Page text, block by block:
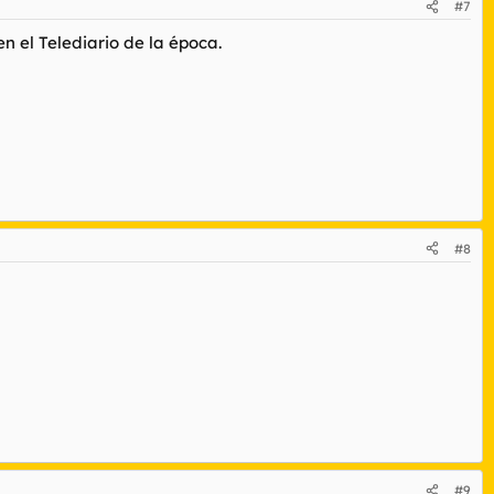
#7
el Telediario de la época.
#8
#9